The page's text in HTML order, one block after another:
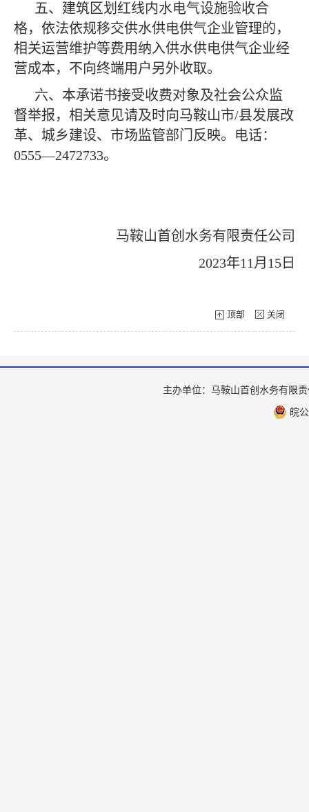
五、建筑区划红线内水电气设施验收合
格，依法依规移交供水供电供气企业管理的，
相关运营维护等费用纳入供水供电供气企业经
营成本，不向终端用户另外收取。
六、本承诺书接受收费对象及社会公众监
督举报，相关意见请及时向马鞍山市/县发展改
革、城乡建设、市场监管部门反映。电话：
0555—2472733。
马鞍山首创水务有限责任公司
2023年11月15日
顶部 关闭
主办单位：马鞍山首创水务有限
皖